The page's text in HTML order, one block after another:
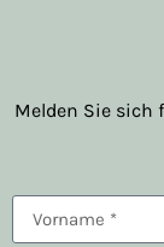
Melden Sie sich